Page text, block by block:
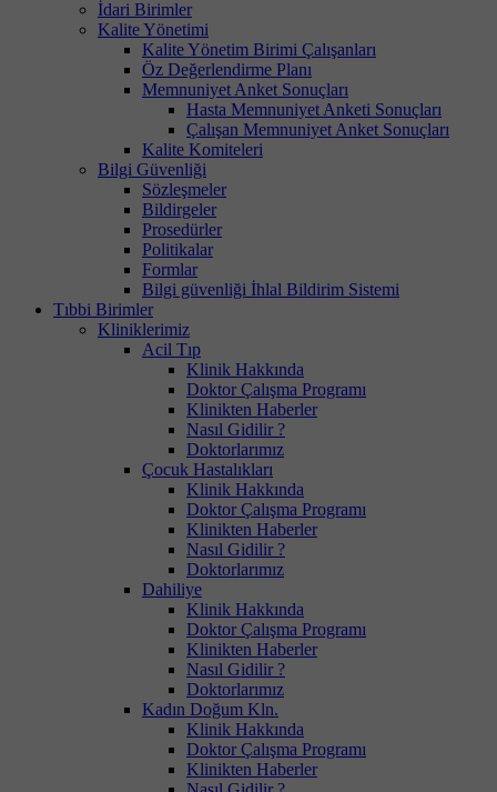
İdari Birimler
Kalite Yönetimi
Kalite Yönetim Birimi Çalışanları
Öz Değerlendirme Planı
Memnuniyet Anket Sonuçları
Hasta Memnuniyet Anketi Sonuçları
Çalışan Memnuniyet Anket Sonuçları
Kalite Komiteleri
Bilgi Güvenliği
Sözleşmeler
Bildirgeler
Prosedürler
Politikalar
Formlar
Bilgi güvenliği İhlal Bildirim Sistemi
Tıbbi Birimler
Kliniklerimiz
Acil Tıp
Klinik Hakkında
Doktor Çalışma Programı
Klinikten Haberler
Nasıl Gidilir ?
Doktorlarımız
Çocuk Hastalıkları
Klinik Hakkında
Doktor Çalışma Programı
Klinikten Haberler
Nasıl Gidilir ?
Doktorlarımız
Dahiliye
Klinik Hakkında
Doktor Çalışma Programı
Klinikten Haberler
Nasıl Gidilir ?
Doktorlarımız
Kadın Doğum Kln.
Klinik Hakkında
Doktor Çalışma Programı
Klinikten Haberler